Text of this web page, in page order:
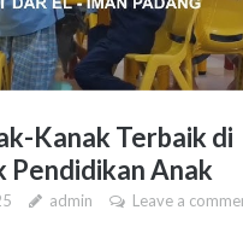
Kanak Terbaik di
Pendidikan Anak
admin Leave a